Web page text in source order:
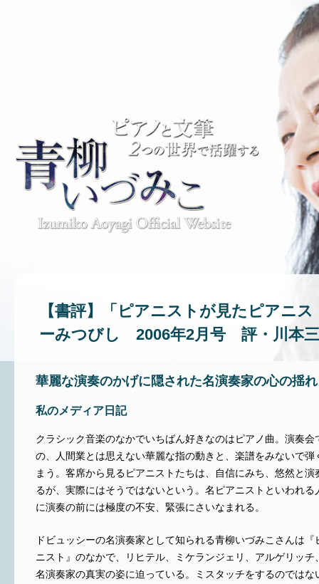
【書評】「ピアニストが見たピアニ
ーみつびし 2006年2月号 評・川本
華麗な演奏のかげに隠された名演奏家の心の揺れ
私のメディア日記
クラシック音楽のなかでいちばん好きなのはピアノ曲。演奏会
の、人間業とは思えない華麗な指の動きと、楽譜をみないで弾
まう。客席から見るピアニストたちは、自信にみち、悠然と
るが、実際にはそうではないという。名ピアニストといわれる
に演奏の前には極度の不安、緊張にさいなまれる。
ドビュッシーの名演奏家として知られる青柳いづみこさんは
ニスト』のなかで、リヒテル、ミケランジェリ、アルゲリッチ
名演奏家の真実の姿に迫っている。ミスタッチをするのではな